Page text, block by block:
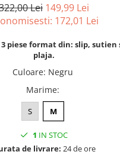
Lei 149,99 Lei
172,01 Lei
piese format din: slip, sutien
plaja.
Culoare: Negru
Marime:
S M
1 IN STOC
de livrare: 24 de ore